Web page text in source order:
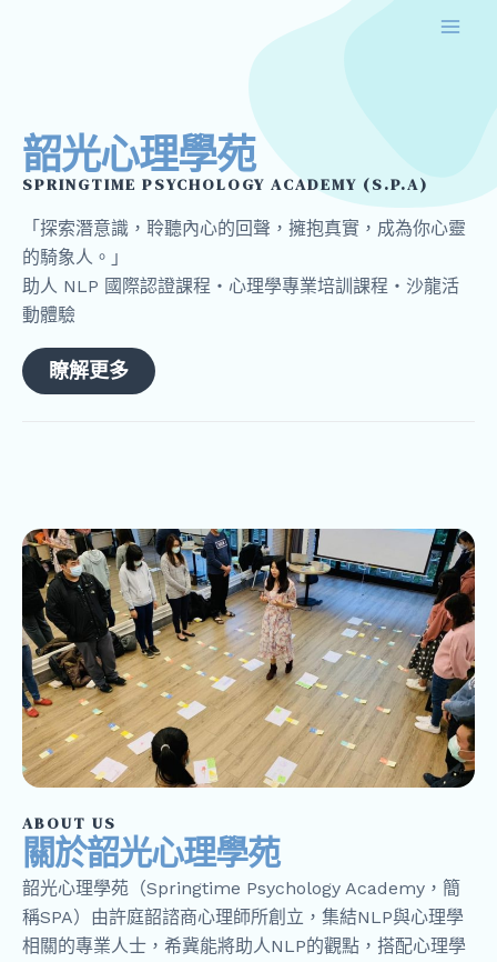
Main
韶光心理學苑
SPRINGTIME PSYCHOLOGY ACADEMY (S.P.A)
「探索潛意識，聆聽內心的回聲，擁抱真實，成為你心靈
的騎象人。」
助人 NLP 國際認證課程・心理學專業培訓課程・沙龍活
動體驗
瞭解更多
ABOUT US
關於韶光心理學苑
韶光心理學苑（Springtime Psychology Academy，簡
稱SPA）由許庭韶諮商心理師所創立，集結NLP與心理學
相關的專業人士，希冀能將助人NLP的觀點，搭配心理學